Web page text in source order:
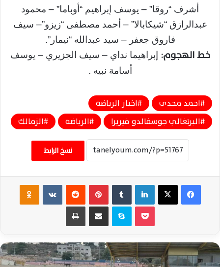
أشرف “روقا” – يوسف إبراهيم “أوباما” – محمود
عبدالرازق “شيكابالا” – أحمد مصطفى “زيزو”– سيف
فاروق جعفر – سيد عبدالله “نيمار”.
خط الهجوم:
إبراهيما نداي – سيف الجزيري – يوسف
أسامة نبيه .
احمد مجدى
اخبار الرياضة
البرتغالي جوسفالدو فيريرا
الرياضة الزمالك
نسخ الرابط
فيسبوك ‫X لينكدإن بينتيريست ‏VKontakte
سكايب مشاركة عبر البريد طباعة